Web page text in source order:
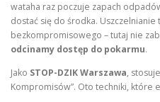
wataha raz poczuje zapach
dostać się do środka.
bezkompromisowego – tutaj nie
odcinamy dostęp do pokarmu.
Jako STOP-DZIK Warszawa,
Kompromisów”. Oto techniki, które